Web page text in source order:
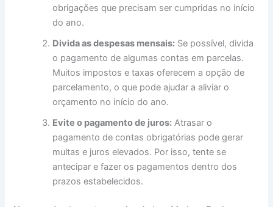
obrigações que precisam ser cumpridas no início
do ano.
Divida as despesas mensais: Se possível, divida
o pagamento de algumas contas em parcelas.
Muitos impostos e taxas oferecem a opção de
parcelamento, o que pode ajudar a aliviar o
orçamento no início do ano.
Evite o pagamento de juros: Atrasar o
pagamento de contas obrigatórias pode gerar
multas e juros elevados. Por isso, tente se
antecipar e fazer os pagamentos dentro dos
prazos estabelecidos.